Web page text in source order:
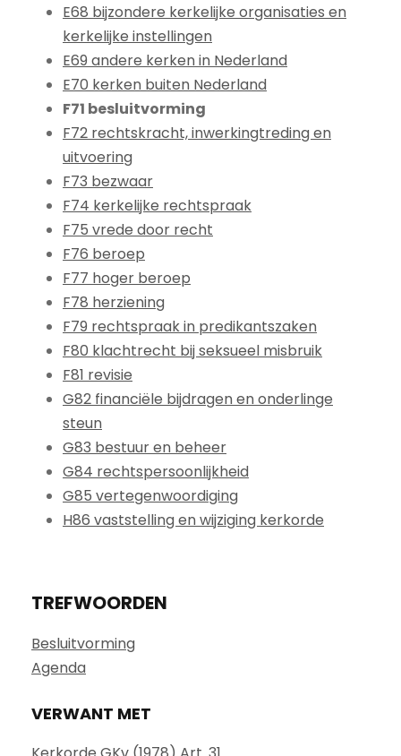
E68 bijzondere kerkelijke organisaties en
kerkelijke instellingen
E69 andere kerken in Nederland
E70 kerken buiten Nederland
F71 besluitvorming
F72 rechtskracht, inwerkingtreding en
uitvoering
F73 bezwaar
F74 kerkelijke rechtspraak
F75 vrede door recht
F76 beroep
F77 hoger beroep
F78 herziening
F79 rechtspraak in predikantszaken
F80 klachtrecht bij seksueel misbruik
F81 revisie
G82 financiële bijdragen en onderlinge
steun
G83 bestuur en beheer
G84 rechtspersoonlijkheid
G85 vertegenwoordiging
H86 vaststelling en wijziging kerkorde
TREFWOORDEN
Besluitvorming
Agenda
VERWANT MET